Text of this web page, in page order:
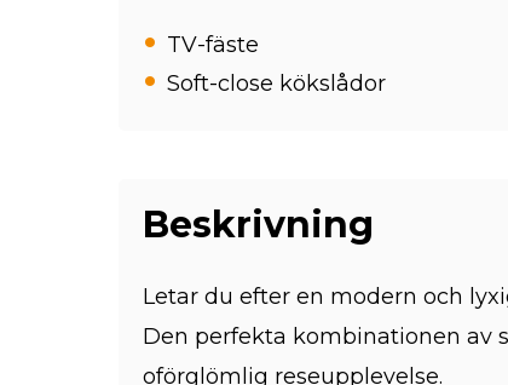
TV-fäste
Soft-close kökslådor
Beskrivning
Letar du efter en modern och
Den perfekta kombinationen av
oförglömlig reseupplevelse.